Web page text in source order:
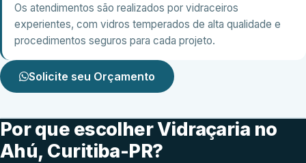
Os atendimentos são realizados por vidraceiros
experientes, com vidros temperados de alta qualidade e
procedimentos seguros para cada projeto.
Solicite seu Orçamento
Por que escolher Vidraçaria no
Ahú, Curitiba-PR?